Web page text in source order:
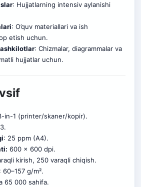
: Hujjatlarning intensiv aylanishi
: O’quv materiallari va ish
etish uchun.
: Chizmalar, diagrammalar va
hujjatlar uchun.
in-1 (printer/skaner/kopir).
: 25 ppm (A4).
600 x 600 dpi.
kirish, 250 varaqli chiqish.
: 60–157 g/m².
65 000 sahifa.